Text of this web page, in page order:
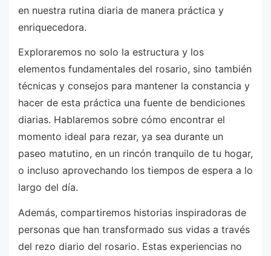
en nuestra rutina diaria de manera práctica y
enriquecedora.
Exploraremos no solo la estructura y los
elementos fundamentales del rosario, sino también
técnicas y consejos para mantener la constancia y
hacer de esta práctica una fuente de bendiciones
diarias. Hablaremos sobre cómo encontrar el
momento ideal para rezar, ya sea durante un
paseo matutino, en un rincón tranquilo de tu hogar,
o incluso aprovechando los tiempos de espera a lo
largo del día.
Además, compartiremos historias inspiradoras de
personas que han transformado sus vidas a través
del rezo diario del rosario. Estas experiencias no